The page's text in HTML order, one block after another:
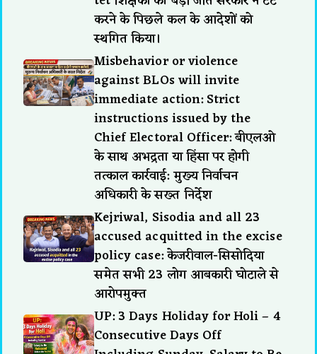
करने के पिछले कल के आदेशों को
स्थगित किया।
Misbehavior or violence
against BLOs will invite
immediate action: Strict
instructions issued by the
Chief Electoral Officer: बीएलओ
के साथ अभद्रता या हिंसा पर होगी
तत्काल कार्रवाई: मुख्य निर्वाचन
अधिकारी के सख्त निर्देश
Kejriwal, Sisodia and all 23
accused acquitted in the excise
policy case: केजरीवाल-सिसोदिया
समेत सभी 23 लोग आबकारी घोटाले से
आरोपमुक्त
UP: 3 Days Holiday for Holi – 4
Consecutive Days Off